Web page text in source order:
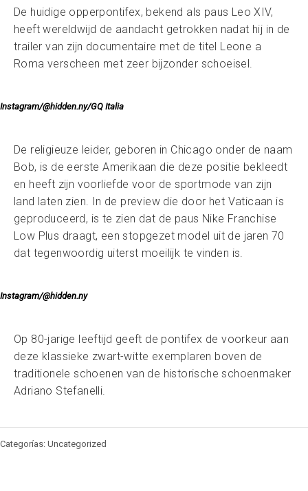
De huidige opperpontifex, bekend als paus Leo XIV,
heeft wereldwijd de aandacht getrokken nadat hij in de
trailer van zijn documentaire met de titel Leone a
Roma verscheen met zeer bijzonder schoeisel.
Instagram/@hidden.ny/GQ Italia
De religieuze leider, geboren in Chicago onder de naam
Bob, is de eerste Amerikaan die deze positie bekleedt
en heeft zijn voorliefde voor de sportmode van zijn
land laten zien. In de preview die door het Vaticaan is
geproduceerd, is te zien dat de paus Nike Franchise
Low Plus draagt, een stopgezet model uit de jaren 70
dat tegenwoordig uiterst moeilijk te vinden is.
Instagram/@hidden.ny
Op 80-jarige leeftijd geeft de pontifex de voorkeur aan
deze klassieke zwart-witte exemplaren boven de
traditionele schoenen van de historische schoenmaker
Adriano Stefanelli.
Categorías: Uncategorized